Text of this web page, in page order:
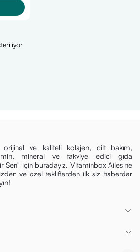
orijinal ve kaliteli kolajen, cilt bakım,
mineral ve takviye edici gıda
Sen" için buradayız. Vitaminbox Ailesine
ve özel tekliflerden ilk siz haberdar